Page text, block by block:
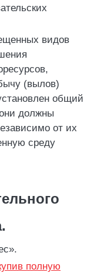
видов
(вылов)
общий
должны
от их
среду
полную